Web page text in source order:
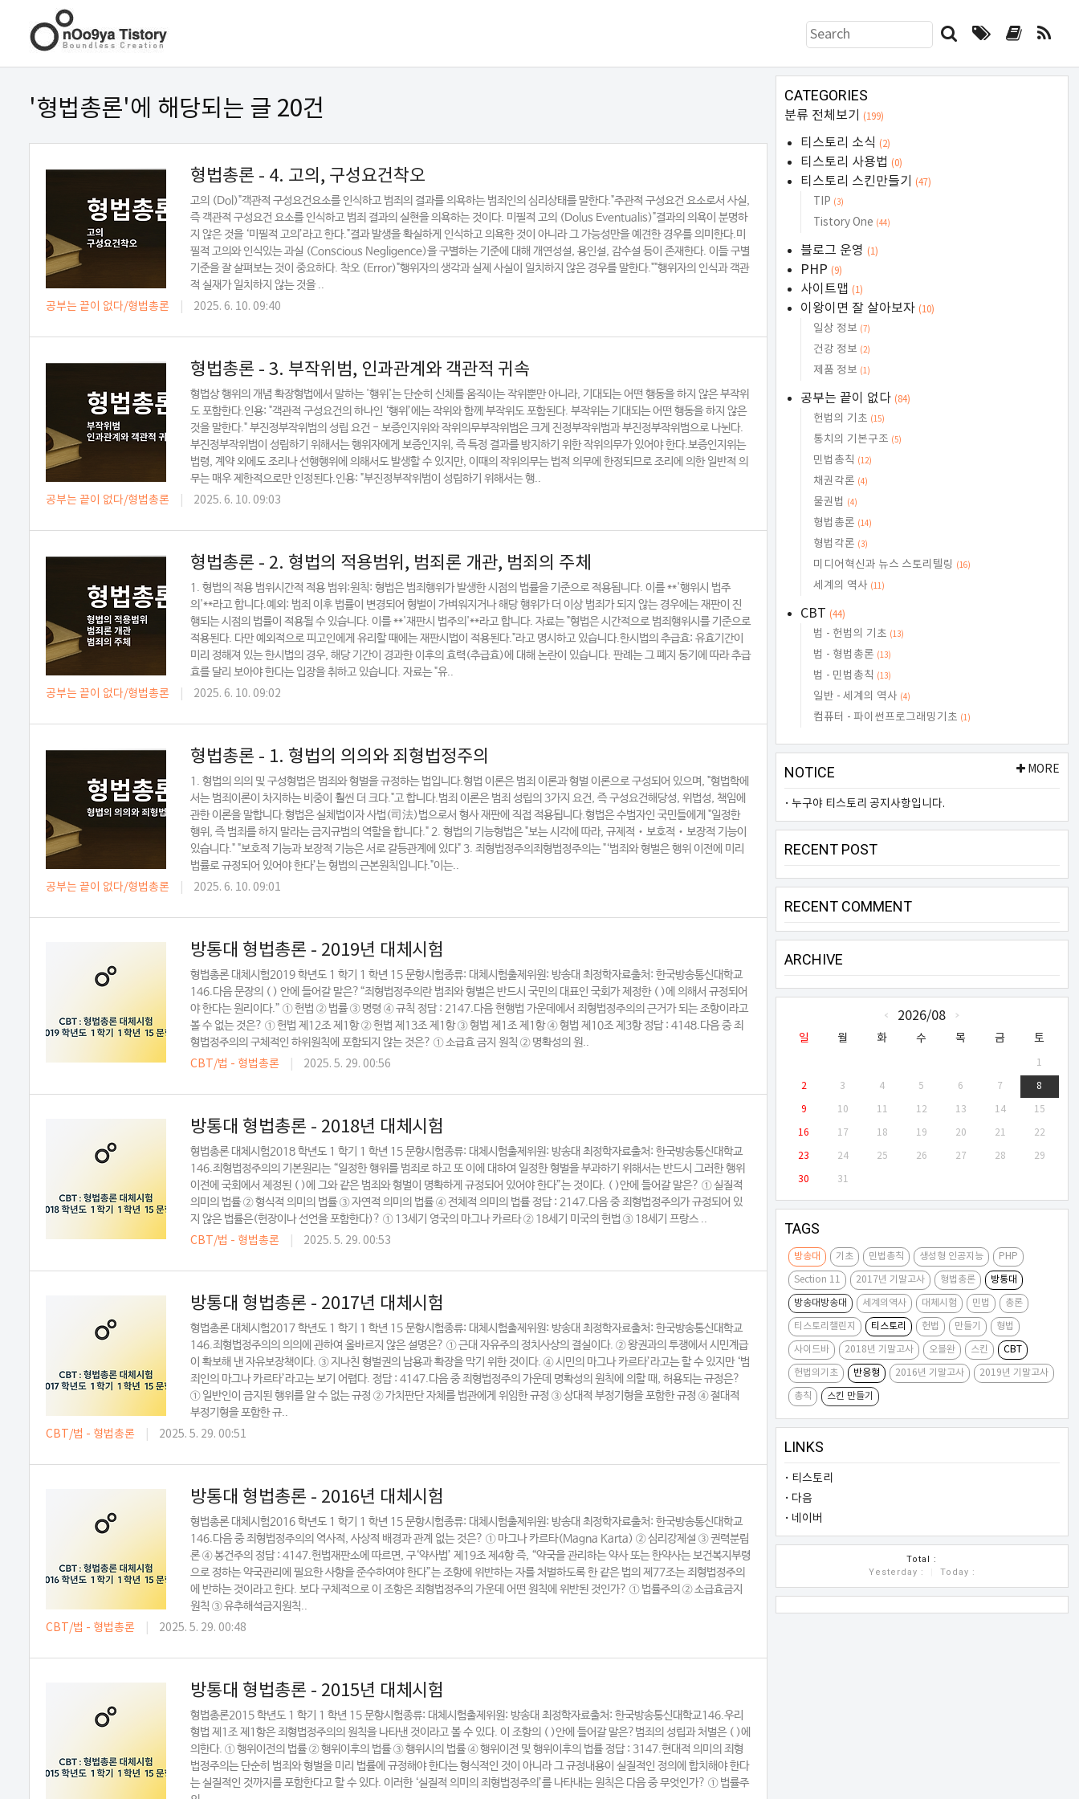
검
하
'형법총론'에 해당되는 글 20건
형법총론 - 4. 고의, 구성요건착오
고의 (Dol)"객관적 구성요건요소를 인식하고 범죄의 결과를 의욕하는 범죄인의 심리상태를 말한다."주관적 구성요건 요소로서 사실,
즉 객관적 구성요건 요소를 인식하고 범죄 결과의 실현을 의욕하는 것이다. 미필적 고의 (Dolus Eventualis)"결과의 의욕이 분명하
지 않은 것을 ‘미필적 고의’라고 한다."결과 발생을 확실하게 인식하고 의욕한 것이 아니라 그 가능성만을 예견한 경우를 의미한다.미
필적 고의와 인식있는 과실 (Conscious Negligence)을 구별하는 기준에 대해 개연성설, 용인설, 감수설 등이 존재한다. 이들 구별
기준을 잘 살펴보는 것이 중요하다. 착오 (Error)"행위자의 생각과 실제 사실이 일치하지 않은 경우를 말한다.""행위자의 인식과 객관
적 실재가 일치하지 않는 것을 ..
공부는 끝이 없다/형법총론
2025. 6. 10. 09:40
형법총론 - 3. 부작위범, 인과관계와 객관적 귀속
형법상 행위의 개념 확장형법에서 말하는 '행위'는 단순히 신체를 움직이는 작위뿐만 아니라, 기대되는 어떤 행동을 하지 않은 부작위
도 포함한다.인용: "객관적 구성요건의 하나인 ‘행위’에는 작위와 함께 부작위도 포함된다. 부작위는 기대되는 어떤 행동을 하지 않은
것을 말한다." 부진정부작위범의 성립 요건 - 보증인지위와 작위의무부작위범은 크게 진정부작위범과 부진정부작위범으로 나뉜다.
부진정부작위범이 성립하기 위해서는 행위자에게 보증인지위, 즉 특정 결과를 방지하기 위한 작위의무가 있어야 한다.보증인지위는
법령, 계약 외에도 조리나 선행행위에 의해서도 발생할 수 있지만, 이때의 작위의무는 법적 의무에 한정되므로 조리에 의한 일반적 의
무는 매우 제한적으로만 인정된다.인용: "부진정부작위범이 성립하기 위해서는 행..
공부는 끝이 없다/형법총론
2025. 6. 10. 09:03
형법총론 - 2. 형법의 적용범위, 범죄론 개관, 범죄의 주체
1. 형법의 적용 범위시간적 적용 범위:원칙: 형법은 범죄행위가 발생한 시점의 법률을 기준으로 적용됩니다. 이를 **'행위시 법주
의'**라고 합니다.예외: 범죄 이후 법률이 변경되어 형벌이 가벼워지거나 해당 행위가 더 이상 범죄가 되지 않는 경우에는 재판이 진
행되는 시점의 법률이 적용될 수 있습니다. 이를 **'재판시 법주의'**라고 합니다. 자료는 "형법은 시간적으로 범죄행위시를 기준으로
적용된다. 다만 예외적으로 피고인에게 유리할 때에는 재판시법이 적용된다."라고 명시하고 있습니다.한시법의 추급효: 유효기간이
미리 정해져 있는 한시법의 경우, 해당 기간이 경과한 이후의 효력(추급효)에 대해 논란이 있습니다. 판례는 그 폐지 동기에 따라 추급
효를 달리 보아야 한다는 입장을 취하고 있습니다. 자료는 "유..
공부는 끝이 없다/형법총론
2025. 6. 10. 09:02
형법총론 - 1. 형법의 의의와 죄형법정주의
1. 형법의 의의 및 구성형법은 범죄와 형벌을 규정하는 법입니다.형법 이론은 범죄 이론과 형벌 이론으로 구성되어 있으며, "형법학에
서는 범죄이론이 차지하는 비중이 훨씬 더 크다."고 합니다.범죄 이론은 범죄 성립의 3가지 요건, 즉 구성요건해당성, 위법성, 책임에
관한 이론을 말합니다.형법은 실체법이자 사법(司法)법으로서 형사 재판에 직접 적용됩니다.형법은 수범자인 국민들에게 "일정한
행위, 즉 범죄를 하지 말라는 금지규범의 역할을 합니다." 2. 형법의 기능형법은 "보는 시각에 따라, 규제적‧보호적‧보장적 기능이
있습니다." "보호적 기능과 보장적 기능은 서로 갈등관계에 있다" 3. 죄형법정주의죄형법정주의는 "‘범죄와 형벌은 행위 이전에 미리
법률로 규정되어 있어야 한다’는 형법의 근본원칙입니다."이는..
공부는 끝이 없다/형법총론
2025. 6. 10. 09:01
방통대 형법총론 - 2019년 대체시험
형법총론 대체시험2019 학년도 1 학기 1 학년 15 문항시험종류: 대체시험출제위원: 방송대 최정학자료출처: 한국방송통신대학교
146.다음 문장의 ( ) 안에 들어갈 말은?“죄형법정주의란 범죄와 형벌은 반드시 국민의 대표인 국회가 제정한 ( )에 의해서 규정되어
야 한다는 원리이다.” ① 헌법 ② 법률 ③ 명령 ④ 규칙 정답 : 2147.다음 현행법 가운데에서 죄형법정주의의 근거가 되는 조항이라고
볼 수 없는 것은? ① 헌법 제12조 제1항 ② 헌법 제13조 제1항 ③ 형법 제1조 제1항 ④ 형법 제10조 제3항 정답 : 4148.다음 중 죄
형법정주의의 구체적인 하위원칙에 포함되지 않는 것은? ① 소급효 금지 원칙 ② 명확성의 원..
CBT/법 - 형법총론
2025. 5. 29. 00:56
방통대 형법총론 - 2018년 대체시험
형법총론 대체시험2018 학년도 1 학기 1 학년 15 문항시험종류: 대체시험출제위원: 방송대 최정학자료출처: 한국방송통신대학교
146.죄형법정주의의 기본원리는 “일정한 행위를 범죄로 하고 또 이에 대하여 일정한 형벌을 부과하기 위해서는 반드시 그러한 행위
이전에 국회에서 제정된 ( )에 그와 같은 범죄와 형벌이 명확하게 규정되어 있어야 한다”는 것이다. ( )안에 들어갈 말은? ① 실질적
의미의 법률 ② 형식적 의미의 법률 ③ 자연적 의미의 법률 ④ 전체적 의미의 법률 정답 : 2147.다음 중 죄형법정주의가 규정되어 있
지 않은 법률은(헌장이나 선언을 포함한다)? ① 13세기 영국의 마그나 카르타 ② 18세기 미국의 헌법 ③ 18세기 프랑스 ..
CBT/법 - 형법총론
2025. 5. 29. 00:53
방통대 형법총론 - 2017년 대체시험
형법총론 대체시험2017 학년도 1 학기 1 학년 15 문항시험종류: 대체시험출제위원: 방송대 최정학자료출처: 한국방송통신대학교
146.죄형법정주의의 의의에 관하여 올바르지 않은 설명은? ① 근대 자유주의 정치사상의 결실이다. ② 왕권과의 투쟁에서 시민계급
이 확보해 낸 자유보장책이다. ③ 지나친 형벌권의 남용과 확장을 막기 위한 것이다. ④ 시민의 마그나 카르타’라고는 할 수 있지만 ‘범
죄인의 마그나 카르타’라고는 보기 어렵다. 정답 : 4147.다음 중 죄형법정주의 가운데 명확성의 원칙에 의할 때, 허용되는 규정은?
① 일반인이 금지된 행위를 알 수 없는 규정 ② 가치판단 자체를 법관에게 위임한 규정 ③ 상대적 부정기형을 포함한 규정 ④ 절대적
부정기형을 포함한 규..
CBT/법 - 형법총론
2025. 5. 29. 00:51
방통대 형법총론 - 2016년 대체시험
형법총론 대체시험2016 학년도 1 학기 1 학년 15 문항시험종류: 대체시험출제위원: 방송대 최정학자료출처: 한국방송통신대학교
146.다음 중 죄형법정주의의 역사적, 사상적 배경과 관계 없는 것은? ① 마그나 카르타(Magna Karta) ② 심리강제설 ③ 권력분립
론 ④ 봉건주의 정답 : 4147.헌법재판소에 따르면, 구‘약사법’ 제19조 제4항 즉, “약국을 관리하는 약사 또는 한약사는 보건복지부령
으로 정하는 약국관리에 필요한 사항을 준수하여야 한다”는 조항에 위반하는 자를 처벌하도록 한 같은 법의 제77조는 죄형법정주의
에 반하는 것이라고 한다. 보다 구체적으로 이 조항은 죄형법정주의 가운데 어떤 원칙에 위반된 것인가? ① 법률주의 ② 소급효금지
원칙 ③ 유추해석금지원칙..
CBT/법 - 형법총론
2025. 5. 29. 00:48
방통대 형법총론 - 2015년 대체시험
형법총론2015 학년도 1 학기 1 학년 15 문항시험종류: 대체시험출제위원: 방송대 최정학자료출처: 한국방송통신대학교146.우리
형법 제1조 제1항은 죄형법정주의의 원칙을 나타낸 것이라고 볼 수 있다. 이 조항의 ( )안에 들어갈 말은?범죄의 성립과 처벌은 ( )에
의한다. ① 행위이전의 법률 ② 행위이후의 법률 ③ 행위시의 법률 ④ 행위이전 및 행위이후의 법률 정답 : 3147.현대적 의미의 죄형
법정주의는 단순히 범죄와 형벌을 미리 법률에 규정해야 한다는 형식적인 것이 아니라 그 규정내용이 실질적인 정의에 합치해야 한다
는 실질적인 것까지를 포함한다고 할 수 있다. 이러한 ‘실질적 의미의 죄형법정주의’를 나타내는 원칙은 다음 중 무엇인가? ① 법률주
CATEGORIES
분류 전체보기 (199)
티스토리 소식 (2)
티스토리 사용법 (0)
티스토리 스킨만들기 (47)
TIP (3)
Tistory One (44)
블로그 운영 (1)
PHP (9)
사이트맵 (1)
이왕이면 잘 살아보자 (10)
일상 정보 (7)
건강 정보 (2)
제품 정보 (1)
공부는 끝이 없다 (84)
헌법의 기초 (15)
통치의 기본구조 (5)
민법총칙 (12)
채권각론 (4)
물권법 (4)
형법총론 (14)
형법각론 (3)
미디어혁신과 뉴스 스토리텔링 (16)
세계의 역사 (11)
CBT (44)
법 - 헌법의 기초 (13)
법 - 형법총론 (13)
법 - 민법총칙 (13)
일반 - 세계의 역사 (4)
컴퓨터 - 파이썬프로그래밍기초 (1)
NOTICE
누구야 티스토리 공지사항입니다.
MORE
RECENT POST
RECENT COMMENT
ARCHIVE
« 2026/08 »
일 월 화 수 목 금 토
1
2 3 4 5 6 7 8
9 10 11 12 13 14 15
16 17 18 19 20 21 22
23 24 25 26 27 28 29
30 31
TAGS
방송대 기초 민법총칙 생성형 인공지능 PHP
Section 11 2017년 기말고사 형법총론 방통대
방송대방송대 세계의역사 대체시험 민법 총론
티스토리챌린지 티스토리 헌법 만들기 형법
사이드바 2018년 기말고사 오블완 스킨 CBT
헌법의기초 반응형 2016년 기말고사 2019년 기말고사
총칙 스킨 만들기
LINKS
티스토리
다음
네이버
Total :
Yesterday :
Today :